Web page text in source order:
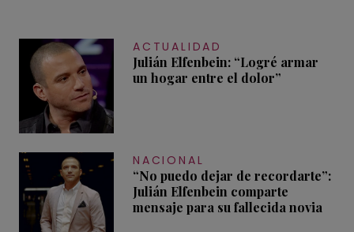
ACTUALIDAD
Julián Elfenbein: “Logré armar
un hogar entre el dolor”
NACIONAL
“No puedo dejar de recordarte”:
Julián Elfenbein comparte
mensaje para su fallecida novia